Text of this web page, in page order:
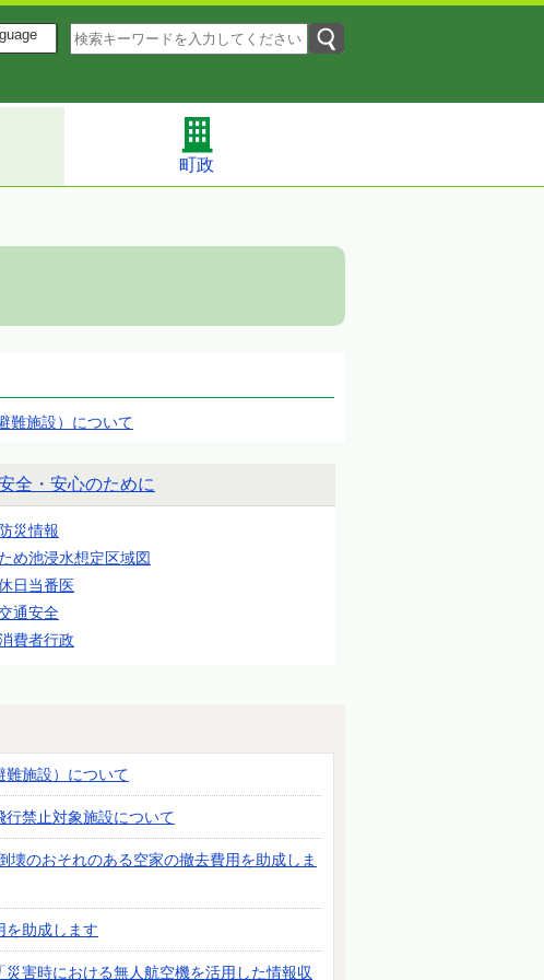
町政
難施設）について
全・安心のために
防災情報
ため池浸水想定区域図
日当番医
通安全
費者行政
難施設）について
禁止対象施設について
壊のおそれのある空家の撤去費用を助成しま
を助成します
害時における無人航空機を活用した情報収